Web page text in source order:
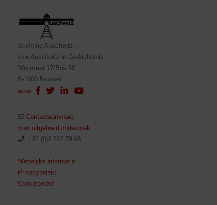
Stichting Auschwitz –
vzw Auschwitz in Gedachtenis
Wolstraat 17/Bus 50
B-1000 Brussel
www
Contactaanvraag
voor uitgebreid onderzoek
+32 (0)2 512 79 98
Wettelijke informatie
Privacybeleid
Cookiebeleid